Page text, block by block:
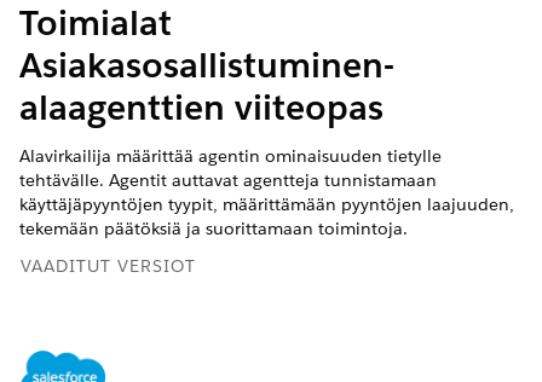
Toimialat
Asiakasosallistuminen-
alaagenttien viiteopas
Alavirkailija määrittää agentin ominaisuuden tietylle
tehtävälle. Agentit auttavat agentteja tunnistamaan
käyttäjäpyyntöjen tyypit, määrittämään pyyntöjen laajuuden,
tekemään päätöksiä ja suorittamaan toimintoja.
VAADITUT VERSIOT
Käytettävissä: